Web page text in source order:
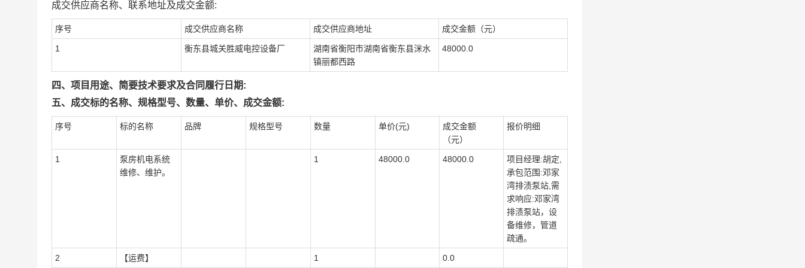
成交供应商名称、联系地址及成交金额:
序号 成交供应商名称 成交供应商地址 成交金额（元）
1 衡东县城关胜威电控设备厂
湖南省衡阳市湖南省衡东县洣水
镇丽都西路
48000.0
四、项目用途、简要技术要求及合同履行日期:
五、成交标的名称、规格型号、数量、单价、成交金额:
序号 标的名称 品牌 规格型号 数量 单价(元)
成交金额
（元）
报价明细
1
泵房机电系统
维修、维护。
1 48000.0 48000.0
项目经理:胡定,
承包范围:邓家
湾排渍泵站,需
求响应:邓家湾
排渍泵站，设
备维修，管道
疏通。
2 【运费】 1 0.0